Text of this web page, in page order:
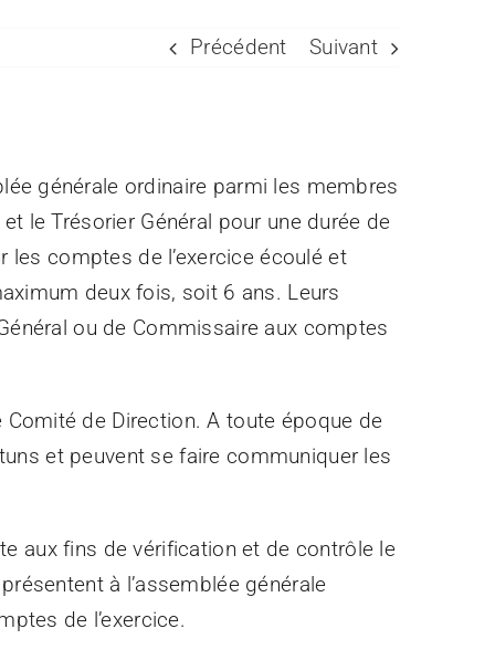
Précédent Suivant
générale ordinaire parmi les membres
le Trésorier Général pour une durée de
les comptes de l’exercice écoulé et
deux fois, soit 6 ans. Leurs
ou de Commissaire aux comptes
de Direction. A toute époque de
et peuvent se faire communiquer les
aux fins de vérification et de contrôle le
à l’assemblée générale
de l’exercice.